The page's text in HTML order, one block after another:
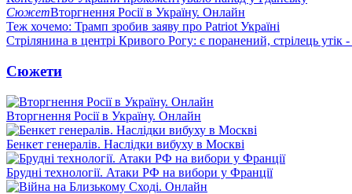
СюжетВторгнення Росії в Україну. Онлайн
Теж хочемо: Трамп зробив заяву про Patriot Україні
Стрілянина в центрі Кривого Рогу: є поранений, стрілець утік
Сюжети
Вторгнення Росії в Україну. Онлайн
Бенкет генералів. Наслідки вибуху в Москві
Брудні технології. Атаки РФ на вибори у Франції